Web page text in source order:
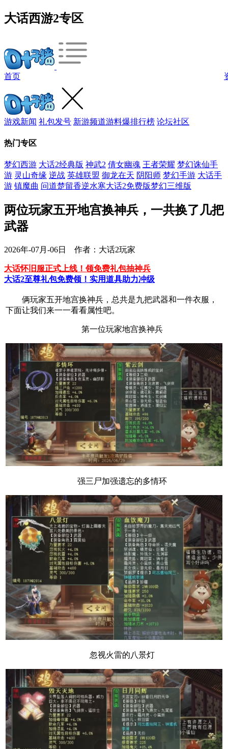
大话西游2专区
首页
游戏新闻 礼包发号 新游频道游料爆排行榜 论坛社区
热门专区
梦幻西游 大话2经典版 神武2 倩女幽魂 王者荣耀 梦幻诛仙手
游 灵山奇缘 逆战 英雄联盟 御龙在天 阴阳师 梦幻手游 大话手
游 镇魔曲 问道楚留香逆水寒大话2免费版梦幻三维版
两位玩家五开地宫换神兵，一共换了几把
武器
2026年-07月-06日 作者：大话2玩家
大话怀旧服正式上线！领免费礼包抽神兵
大话2至尊礼包免费领！实用道具助力冲级
俩玩家五开地宫换神兵，总共是九把武器和一件衣服，
下面让我们来一一看看属性吧。
第一位玩家地宫换神兵
强三尸加强遗忘的多情环
忽视火雷的八景灯